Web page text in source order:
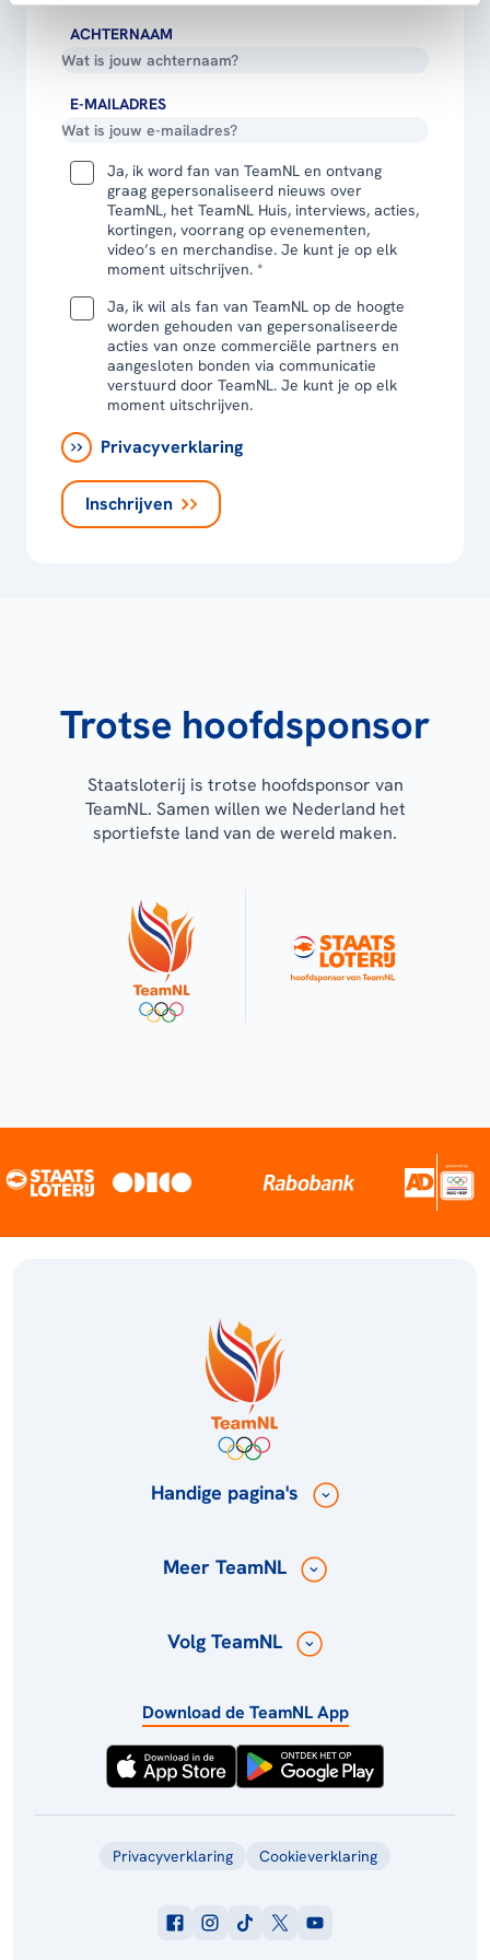
ACHTERNAAM
E-MAILADRES
Ja, ik word fan van TeamNL en ontvang
graag gepersonaliseerd nieuws over
TeamNL, het TeamNL Huis, interviews, acties,
kortingen, voorrang op evenementen,
video’s en merchandise. Je kunt je op elk
moment uitschrijven. *
Ja, ik wil als fan van TeamNL op de hoogte
worden gehouden van gepersonaliseerde
acties van onze commerciële partners en
aangesloten bonden via communicatie
verstuurd door TeamNL. Je kunt je op elk
moment uitschrijven.
Privacyverklaring
Inschrijven
Trotse hoofdsponsor
Staatsloterij is trotse hoofdsponsor van
TeamNL. Samen willen we Nederland het
sportiefste land van de wereld maken.
Handige pagina's
Meer TeamNL
Volg TeamNL
Download de TeamNL App
Privacyverklaring Cookieverklaring